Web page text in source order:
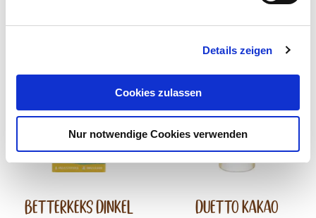
Details zeigen
Cookies zulassen
Nur notwendige Cookies verwenden
Passende Produkte
Betterkeks Dinkel Duetto Kakao